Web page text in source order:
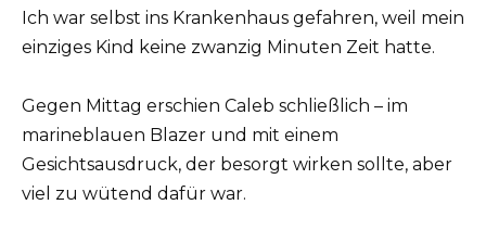
Ich war selbst ins Krankenhaus gefahren, weil mein
einziges Kind keine zwanzig Minuten Zeit hatte.
Gegen Mittag erschien Caleb schließlich – im
marineblauen Blazer und mit einem
Gesichtsausdruck, der besorgt wirken sollte, aber
viel zu wütend dafür war.